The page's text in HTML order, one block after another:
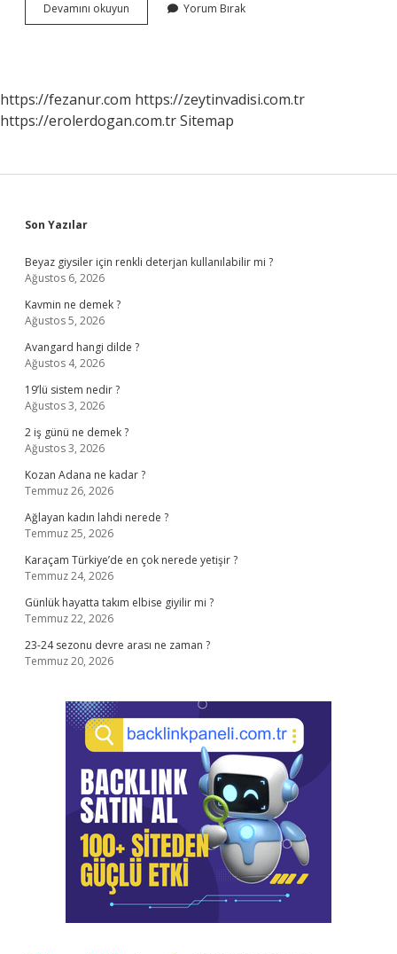
Devamını okuyun
Rex
Yorum Bırak
https://fezanur.com https://zeytinvadisi.com.tr
https://erolerdogan.com.trSitemap
Sidebar
Son Yazılar
Beyaz giysiler için renkli deterjan kullanılabilir mi ?
Ağustos 6, 2026
Kavmin ne demek ?
Ağustos 5, 2026
Avangard hangi dilde ?
Ağustos 4, 2026
19’lü sistem nedir ?
Ağustos 3, 2026
2 iş günü ne demek ?
Ağustos 3, 2026
Kozan Adana ne kadar ?
Temmuz 26, 2026
Ağlayan kadın lahdi nerede ?
Temmuz 25, 2026
Karaçam Türkiye’de en çok nerede yetişir ?
Temmuz 24, 2026
Günlük hayatta takım elbise giyilir mi ?
Temmuz 22, 2026
23-24 sezonu devre arası ne zaman ?
Temmuz 20, 2026